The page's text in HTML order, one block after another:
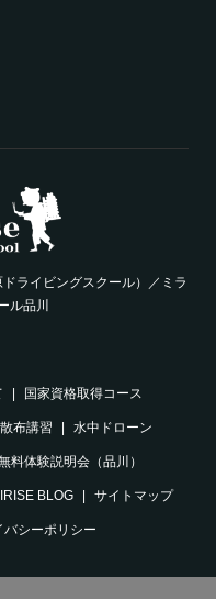
ライビングスクール）／ミラ
ル品川
国家資格取得コース
布講習 水中ドローン
料体験説明会（品川）
BLOG サイトマップ
バシーポリシー